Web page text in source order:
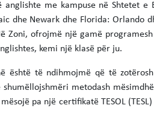
me kampuse në Shtetet e
dhe Newark dhe Florida:
ofrojmë një gamë
kemi një klasë për ju.
është të ndihmojmë që të
metodash
pa një certifikatë TESOL